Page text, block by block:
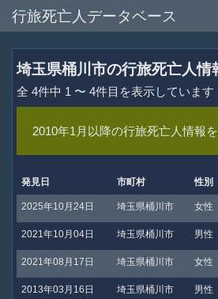
行旅死亡人データベース
埼玉県桶川市の行旅死亡人情
全 4件中 1 〜 4件目を表示しています
2010年1月以降の行旅死亡人情報
発見日 市町村 性別
2025年10月24日 埼玉県桶川市 女性
2021年10月04日 埼玉県桶川市 男性
2021年08月17日 埼玉県桶川市 女性
2013年03月16日 埼玉県桶川市 男性